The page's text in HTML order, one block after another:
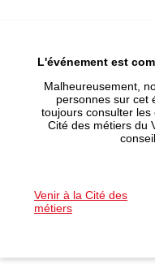
L'événement est
Malheureusement,
personnes sur cet
toujours consulter
Cité des métiers du
Venir à la Cité des
métiers